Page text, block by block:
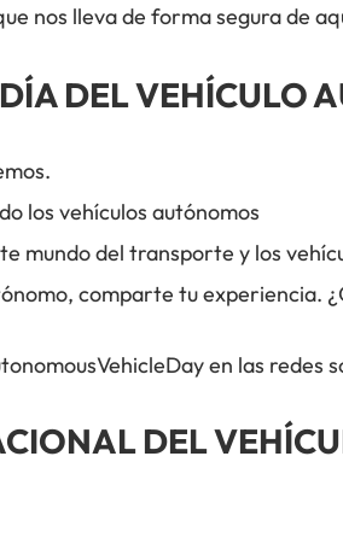
nos lleva de forma segura de
DEL VEHÍCULO
los vehículos autónomos
mundo del transporte y los
comparte tu experiencia.
en las redes
DEL